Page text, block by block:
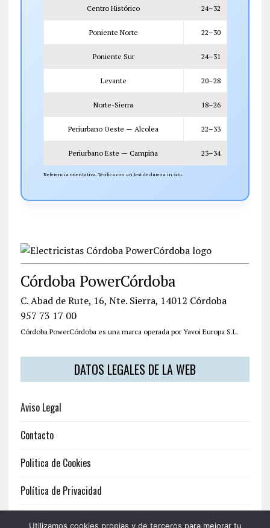
Centro Histórico 24–32
Poniente Norte 22–30
Poniente Sur 24–31
Levante 20–28
Norte-Sierra 18–26
Periurbano Oeste — Alcolea 22–33
Periurbano Este — Campiña 23–34
Referencia orientativa. Verifica con un test de dureza in situ.
Córdoba PowerCórdoba
C. Abad de Rute, 16, Nte. Sierra, 14012 Córdoba
957 73 17 00
Córdoba PowerCórdoba es una marca operada por Yavoi Europa S.L.
DATOS LEGALES DE LA WEB
Aviso Legal
Contacto
Politica de Cookies
Política de Privacidad
Utilizamos cookies propias y de terceros para mejorar tu